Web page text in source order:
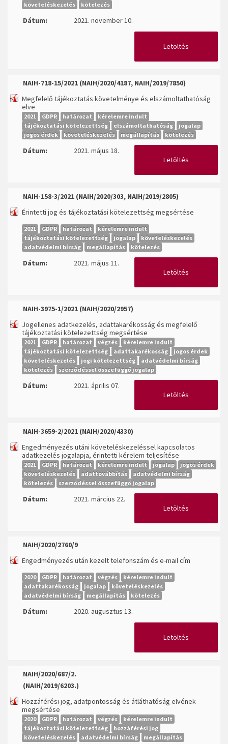
követeléskezelés
kötelezés
Dátum: 2021. november 10.
Letöltés
NAIH-718-15/2021 (NAIH/2020/4187, NAIH/2019/7850)
Megfelelő tájékoztatás követelménye és elszámoltathatóság
elve
2021 GDPR határozat
kérelemre indult
tájékoztatási kötelezettség
elszámoltathatóság
jogalap
jogos érdek
követeléskezelés megállapítás kötelezés
Dátum:
2021. május 18.
Letöltés
NAIH-158-3/2021 (NAIH/2020/303, NAIH/2019/2805)
Érintetti jog és tájékoztatási kötelezettség megsértése
2021 GDPR határozat
kérelemre indult
tájékoztatási kötelezettség
jogalap
követeléskezelés
adatvédelmi bírság
megállapítás kötelezés
Dátum:
2021. május 11.
Letöltés
NAIH-3975-1/2021 (NAIH/2020/2957)
Jogellenes adatkezelés, adattakarékosság és megfelelő
tájékoztatási kötelezettség megsértése
2021 GDPR határozat végzés
kérelemre indult
tájékoztatási kötelezettség
adattakarékosság
jogos érdek
követeléskezelés
jogi kötelezettség
adatvédelmi bírság
kötelezés
szerződéssel összefüggő jogalap
Dátum:
2021. április 07.
Letöltés
NAIH-3659-2/2021 (NAIH/2020/4330)
Engedményezés utáni követeléskezeléssel kapcsolatos
adatkezelés jogalapja, érintetti kérelem teljesítése
2021 GDPR határozat kérelemre indult jogalap
jogos érdek
követeléskezelés
adattovábbítás
adatvédelmi bírság
kötelezés
szerződéssel összefüggő jogalap
Dátum:
2021. március 22.
Letöltés
NAIH/2020/2760/9
Engedményezés után kezelt telefonszám és e-mail cím
2020 GDPR határozat végzés
kérelemre indult
adattakarékosság
jogalap
követeléskezelés
adatvédelmi bírság
megállapítás kötelezés
Dátum: 2020. augusztus 13.
Letöltés
NAIH/2020/687/2.
(NAIH/2019/6203.)
Hozzáférési jog, adatpontosság és átláthatóság elvének
megsértése
2020 GDPR határozat végzés
kérelemre indult
tájékoztatási kötelezettség
hozzáférési jog
követeléskezelés
adatvédelmi bírság megállapítás